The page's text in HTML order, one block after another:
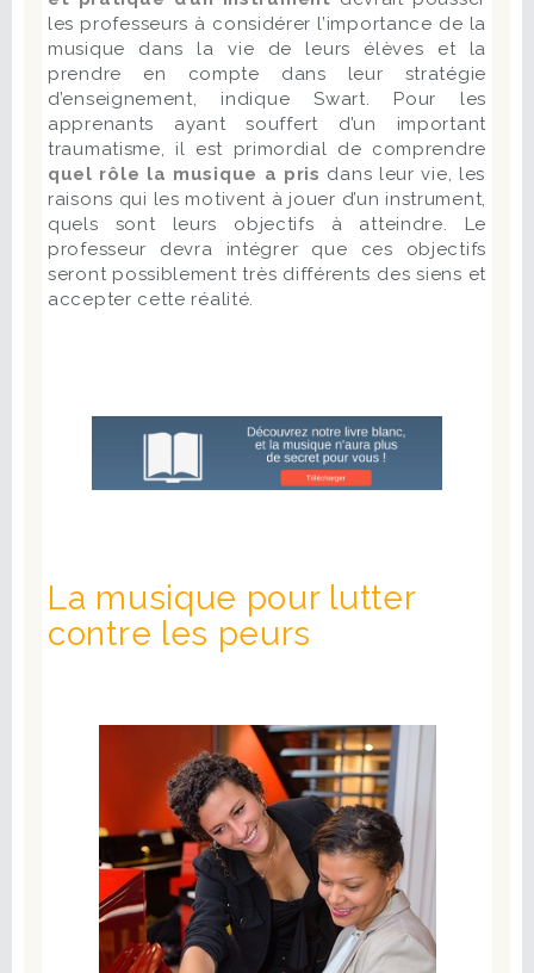
les professeurs à considérer l’importance de la
musique dans la vie de leurs élèves et la
prendre en compte dans leur stratégie
d’enseignement, indique Swart. Pour les
apprenants ayant souffert d’un important
traumatisme, il est primordial de comprendre
quel rôle la musique a pris dans leur vie, les
raisons qui les motivent à jouer d’un instrument,
quels sont leurs objectifs à atteindre. Le
professeur devra intégrer que ces objectifs
seront possiblement très différents des siens et
accepter cette réalité.
La musique pour lutter
contre les peurs